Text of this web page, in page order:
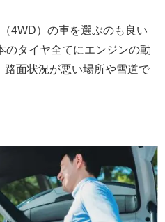
4WD）の車を選ぶのも良い
のタイヤ全てにエンジンの動
路面状況が悪い場所や雪道で